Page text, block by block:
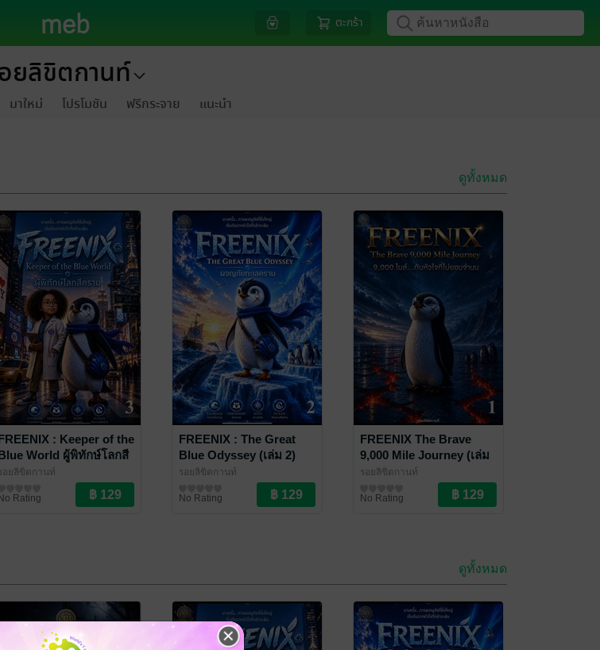
ตะกร้า
ยลิขิตกานท์
มาใหม่ โปรโมชัน ฟรีกระจาย แนะนำ
ดูทั้งหมด
: Keeper of the
World ผู้พิทักษ์โลกสี
ราม (เล่ม 3)
อยลิขิตกานท์
นิยายผจญภัย/บู๊แอกชัน
No Rating
FREENIX : The Great
Blue Odyssey (เล่ม 2)
รอยลิขิตกานท์
นิยายผจญภัย/บู๊แอกชัน
No Rating
FREENIX The Brave
9,000 Mile Journey (เล่ม
1)
รอยลิขิตกานท์
นิยายผจญภัย/บู๊แอกชัน
No Rating
ดูทั้งหมด